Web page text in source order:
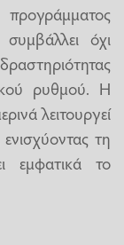
όχι
ρυθμού. Η
λειτουργεί
τη
εμφατικά το